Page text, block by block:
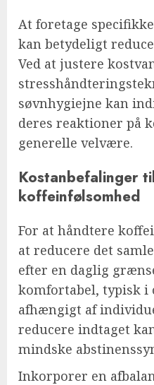
At foretage
kan betydeligt
Ved at justere
søvnhygiejne kan
deres reaktioner på
generelle velvære.
Kostanbefalinger
koffeinfølsomhed
For at håndtere
at reducere det
efter en daglig
komfortabel, typisk i
afhængigt af
reducere indtaget
mindske
Inkorporer en